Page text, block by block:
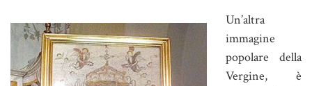
Un’altra
immagine
popolare della
Vergine, è